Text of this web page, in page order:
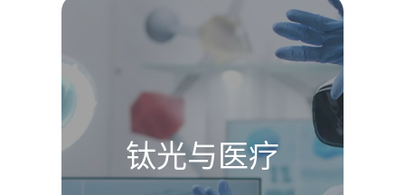
钛光与医疗